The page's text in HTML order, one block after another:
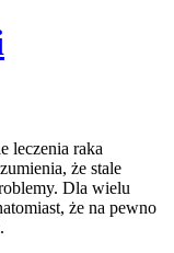
leczenia raka
że stale
Dla wielu
że na pewno